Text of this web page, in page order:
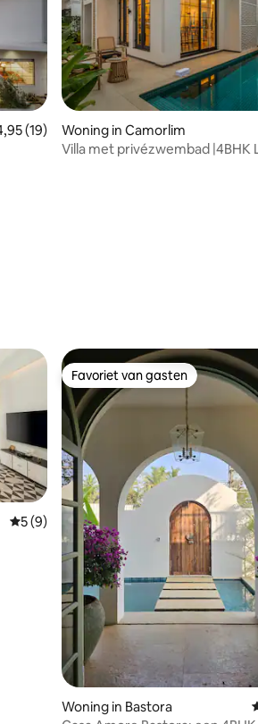
beoordeling van 4,95 op 5, 19
(19)
Woning in Camorlim
Villa met privézwembad |4BHK
Gemiddelde beoordeling van 5 op 5, 9
5 (9)
Favoriet van gasten
Favoriet van gasten
Woning in Bastora